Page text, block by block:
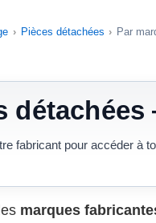
Pièces détachées Par
fabricant pour accéder à
marques